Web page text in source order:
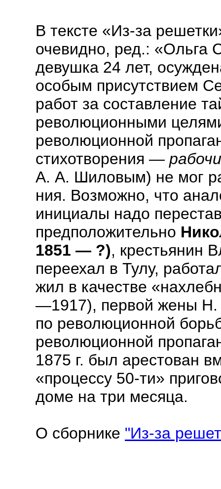
В тексте «Из-за
очевидно, ред.: «Ольга
девушка 24 лет,
особым присутствием
работ за составление
революционными
революционной
стихотворения —
А. А. Шиловым) не мог
ния. Возможно, что
инициалы надо
предположительно
1851 — ?), крестьянин
переехал в Тулу,
жил в качестве
—1917), первой жены Н.
по революционной
революционной
1875 г. был арестован
«процессу 50-ти»
доме на три месяца.
О сборнике "Из-за